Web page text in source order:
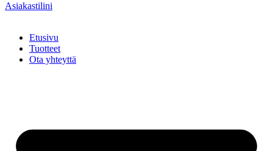
Asiakastilini
Etusivu
Tuotteet
Ota yhteyttä